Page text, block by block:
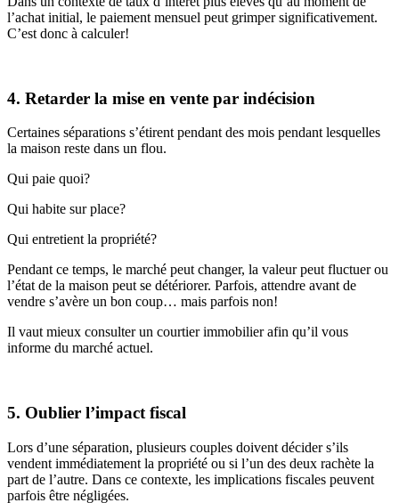
l’achat initial, le paiement mensuel peut grimper significativement.
C’est donc à calculer!
4. Retarder la mise en vente par indécision
Certaines séparations s’étirent pendant des mois pendant lesquelles
la maison reste dans un flou.
Qui paie quoi?
Qui habite sur place?
Qui entretient la propriété?
Pendant ce temps, le marché peut changer, la valeur peut fluctuer ou
l’état de la maison peut se détériorer. Parfois, attendre avant de
vendre s’avère un bon coup… mais parfois non!
Il vaut mieux consulter un courtier immobilier afin qu’il vous
informe du marché actuel.
5. Oublier l’impact fiscal
Lors d’une séparation, plusieurs couples doivent décider s’ils
vendent immédiatement la propriété ou si l’un des deux rachète la
part de l’autre. Dans ce contexte, les implications fiscales peuvent
parfois être négligées.